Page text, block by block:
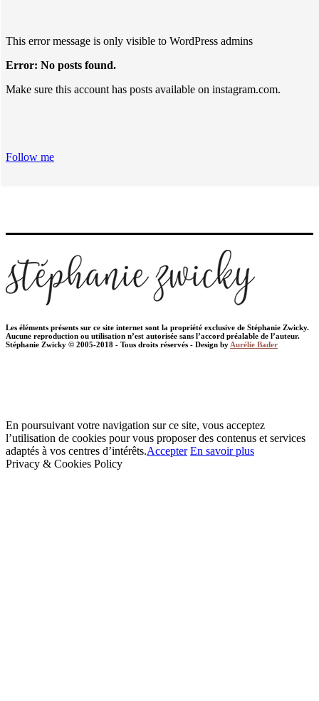
This error message is only visible to WordPress admins
Error: No posts found.
Make sure this account has posts available on instagram.com.
Follow me
Les éléments présents sur ce site internet sont la propriété exclusive de Stéphanie Zwicky.
Aucune reproduction ou utilisation n’est autorisée sans l’accord préalable de l’auteur.
Stéphanie Zwicky © 2005-2018 - Tous droits réservés - Design byAurélie Bader
En poursuivant votre navigation sur ce site, vous acceptez
l’utilisation de cookies pour vous proposer des contenus et services
adaptés à vos centres d’intérêts.Accepter En savoir plus
Privacy & Cookies Policy